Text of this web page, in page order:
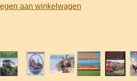
aan winkelwagen